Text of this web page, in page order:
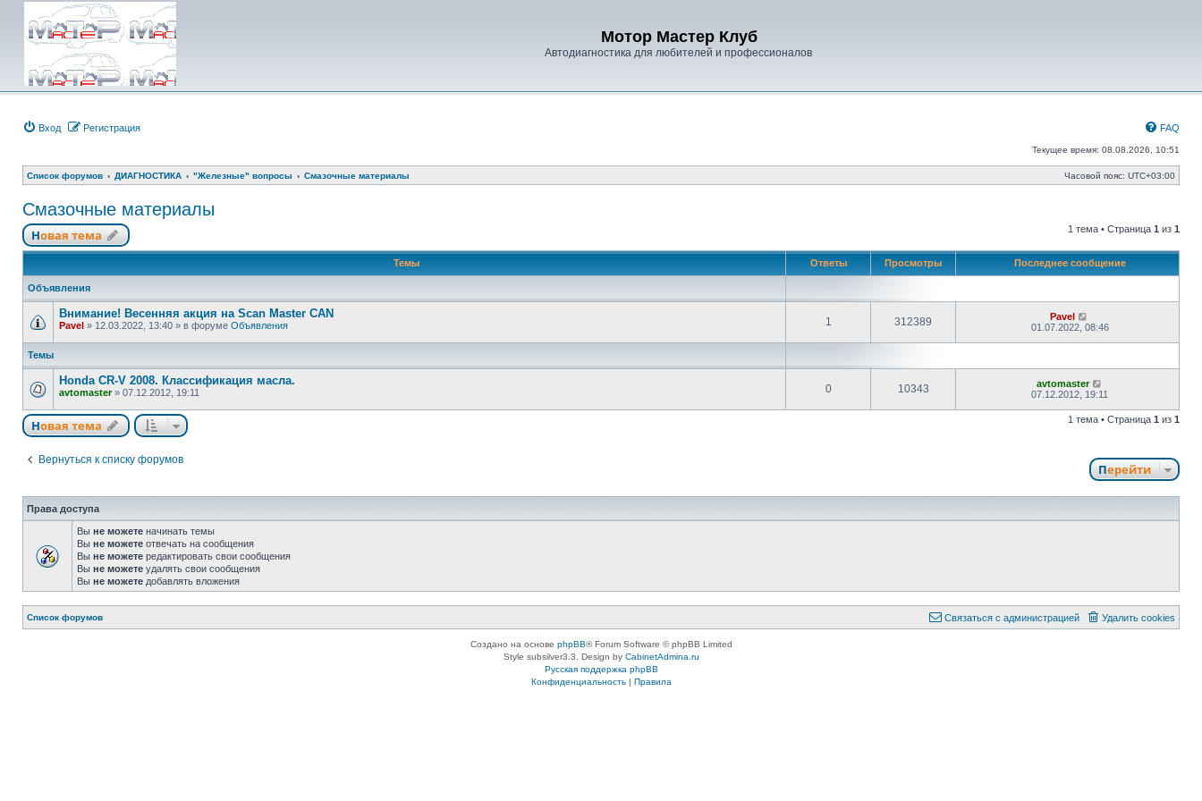
Мотор Мастер Клуб
Автодиагностика для любителей и профессионалов
Вход Регистрация FAQ
Текущее время: 08.08.2026, 10:51
Список форумов ДИАГНОСТИКА "Железные" вопросы Смазочные материалы Часовой пояс: UTC+03:00
Смазочные материалы
Новая тема 1 тема • Страница 1 из 1
Темы Ответы Просмотры Последнее сообщение
Объявления
Внимание! Весенняя акция на Scan Master CAN
Pavel » 12.03.2022, 13:40 » в форуме Объявления 1 312389
Pavel
01.07.2022, 08:46
Темы
Honda CR-V 2008. Классификация масла.
avtomaster» 07.12.2012, 19:11 0 10343
avtomaster
07.12.2012, 19:11
Новая тема 1 тема • Страница 1 из 1
Вернуться к списку форумов
Перейти
Права доступа
Вы не можете начинать темы
Вы не можете отвечать на сообщения
Вы не можете редактировать свои сообщения
Вы не можете удалять свои сообщения
Вы не можете добавлять вложения
Список форумов Удалить cookies
Связаться с администрацией
Создано на основе phpBB® Forum Software © phpBB Limited
Style subsilver3.3. Design by CabinetAdmina.ru
Русская поддержка phpBB
Конфиденциальность| Правила